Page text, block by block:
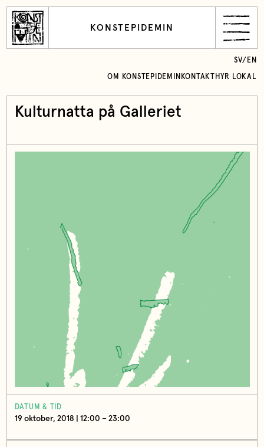
KONSTEPIDEMIN
OM KONSTEPIDEMIN KONTAKT HYR LOKAL
SV/ EN
Kulturnatta på Galleriet
DATUM & TID
19 oktober, 2018 | 12:00 – 23:00